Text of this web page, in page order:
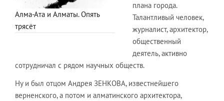
Алма-Ата и Алматы. Опять
трясёт
плана города.
Талантливый человек,
журналист, архитектор,
общественный
деятель, активно
сотрудничал с рядом научных обществ.
Ну и был отцом Андрея ЗЕНКОВА, известнейшего
верненского, а потом и алматинского архитектора,